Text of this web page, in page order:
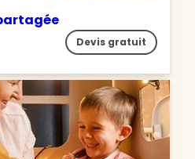
Devis gratuit